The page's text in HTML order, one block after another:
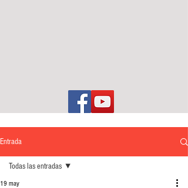
Entrada
Todas las entradas
19 may